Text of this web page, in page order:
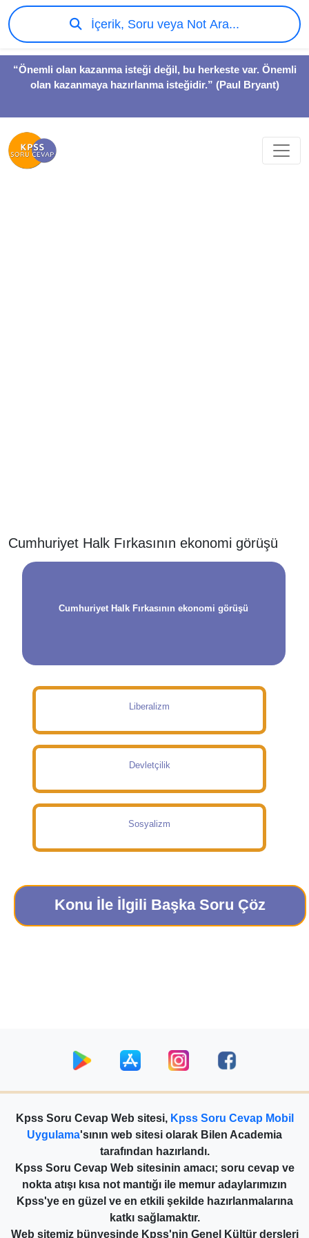
“Önemli olan kazanma isteği değil, bu herkeste var. Önemli
olan kazanmaya hazırlanma isteğidir.” (Paul Bryant)
İçerik, Soru veya Not Ara...
Cumhuriyet Halk Fırkasının ekonomi görüşü
Cumhuriyet Halk Fırkasının ekonomi görüşü
Liberalizm
Devletçilik
Sosyalizm
Konu İle İlgili Başka Soru Çöz
Kpss Soru Cevap Web sitesi, Kpss Soru Cevap Mobil
Uygulama'sının web sitesi olarak Bilen Academia
tarafından hazırlandı.
Kpss Soru Cevap Web sitesinin amacı; soru cevap ve
nokta atışı kısa not mantığı ile memur adaylarımızın
Kpss'ye en güzel ve en etkili şekilde hazırlanmalarına
katkı sağlamaktır.
Web sitemiz bünyesinde Kpss'nin Genel Kültür dersleri